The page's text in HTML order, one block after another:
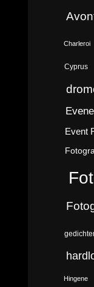
Charleroi
Cyprus
Event
Hingene